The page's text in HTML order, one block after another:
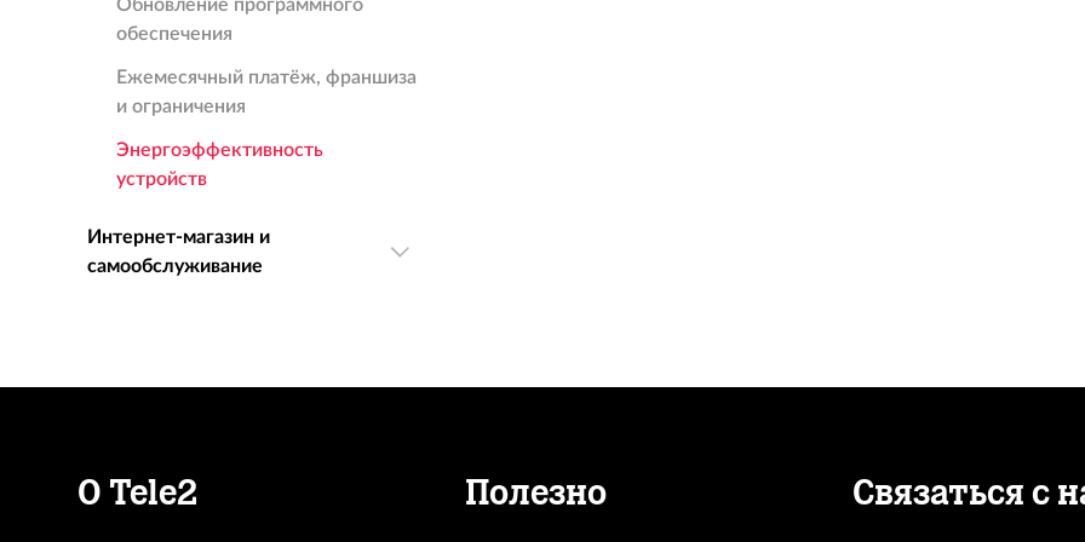
Обновление программного
обеспечения
Ежемесячный платёж, франшиза
и ограничения
Энергоэффективность
устройств
Интернет-магазин и
самообслуживание
О Tele2 Полезно Связаться с